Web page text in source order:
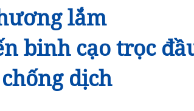
lắm
binh cạo trọc
dịch